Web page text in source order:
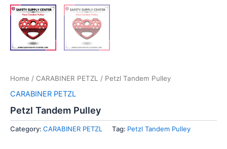
Home / CARABINER PETZL / Petzl Tandem Pulley
CARABINER PETZL
Petzl Tandem Pulley
Category: CARABINER PETZL Tag: Petzl Tandem Pulley